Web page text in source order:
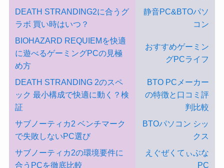
DEATH STRANDING2に合うグ
ラボ 買い時はいつ？
静音PC&BTOパソ
コン
BIOHAZARD REQUIEMを快適
に遊べるゲーミングPCの見極
め方
おすすめゲーミン
グPCライフ
DEATH STRANDING 2のスペ
ック 最小構成で快適に動く？検
証
BTO PCメーカー
の特徴と口コミ評
判比較
サブノーティカ2 ベンチマーク
で失敗しないPC選び
BTOパソコン シッ
クス
サブノーティカ2の環境要件に
合うPCを徹底比較
えぐぜくてぃぶな
PC